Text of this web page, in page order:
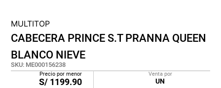
MULTITOP
CABECERA PRINCE S.T PRANNA QUEEN
BLANCO NIEVE
SKU: ME000156238
Precio por menor
S/ 1199.90
Venta por
UN